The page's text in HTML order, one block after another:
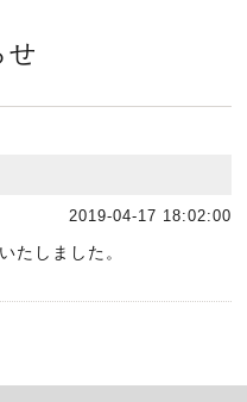
せ
2019-04-17 18:02:00
たしました。